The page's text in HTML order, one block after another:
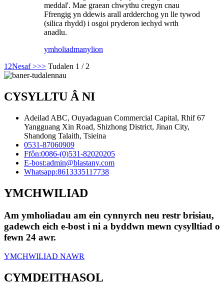
meddal'. Mae graean chwythu cregyn cnau
Ffrengig yn ddewis arall ardderchog yn lle tywod
(silica rhydd) i osgoi pryderon iechyd wrth
anadlu.
ymholiadmanylion
1 2Nesaf >>> Tudalen 1 / 2
CYSYLLTU Â NI
Adeilad ABC, Ouyadaguan Commercial Capital, Rhif 67
Yangguang Xin Road, Shizhong District, Jinan City,
Shandong Talaith, Tsieina
0531-87060909
Ffôn:0086-(0)531-82020205
E-bost:admin@blastany.com
Whatsapp:8613335117738
YMCHWILIAD
Am ymholiadau am ein cynnyrch neu restr brisiau,
gadewch eich e-bost i ni a byddwn mewn cysylltiad o
fewn 24 awr.
YMCHWILIAD NAWR
CYMDEITHASOL